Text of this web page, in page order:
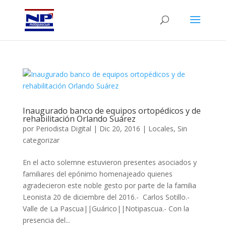
Inaugurado banco de equipos ortopédicos y de
rehabilitación Orlando Suárez
por Periodista Digital | Dic 20, 2016 | Locales, Sin
categorizar
En el acto solemne estuvieron presentes asociados y
familiares del epónimo homenajeado quienes
agradecieron este noble gesto por parte de la familia
Leonista 20 de diciembre del 2016.- Carlos Sotillo.-
Valle de La Pascua||Guárico||Notipascua.- Con la
presencia del...